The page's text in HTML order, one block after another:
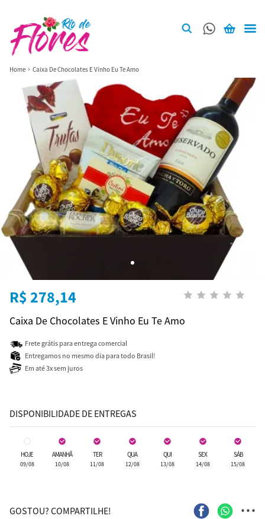
Home Caixa De Chocolates E Vinho Eu Te Amo
R$ 278,14
Caixa De Chocolates E Vinho Eu Te Amo
Frete grátis para entrega comercial
Entregamos no mesmo dia para todo Brasil!
Em até 3x sem juros
DISPONIBILIDADE DE ENTREGAS
HOJE
09/08
AMANHÃ
10/08
TER
11/08
QUA
12/08
QUI
13/08
SEX
14/08
SÁB
15/08
GOSTOU? COMPARTILHE! ...